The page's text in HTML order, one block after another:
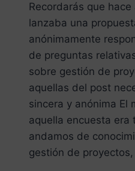
Recordarás que
lanzaba una
anónimamente
de preguntas
sobre gestión de
aquellas del post
sincera y anónima El
aquella encuesta era
andamos de
gestión de